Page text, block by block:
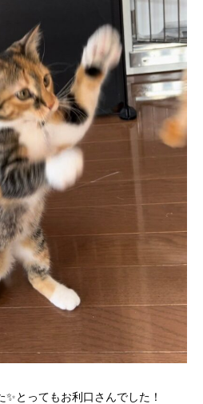
とってもお利口さんでした！